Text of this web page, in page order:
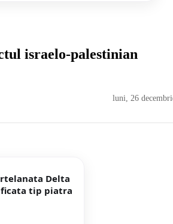
israelo-palestinian
luni, 26
Delta
Beige 30 x 60 cm mata rectificata tip piatra